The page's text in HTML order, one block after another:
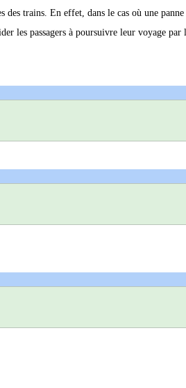
trains. En effet, dans le cas où une
les passagers à poursuivre leur voyage par